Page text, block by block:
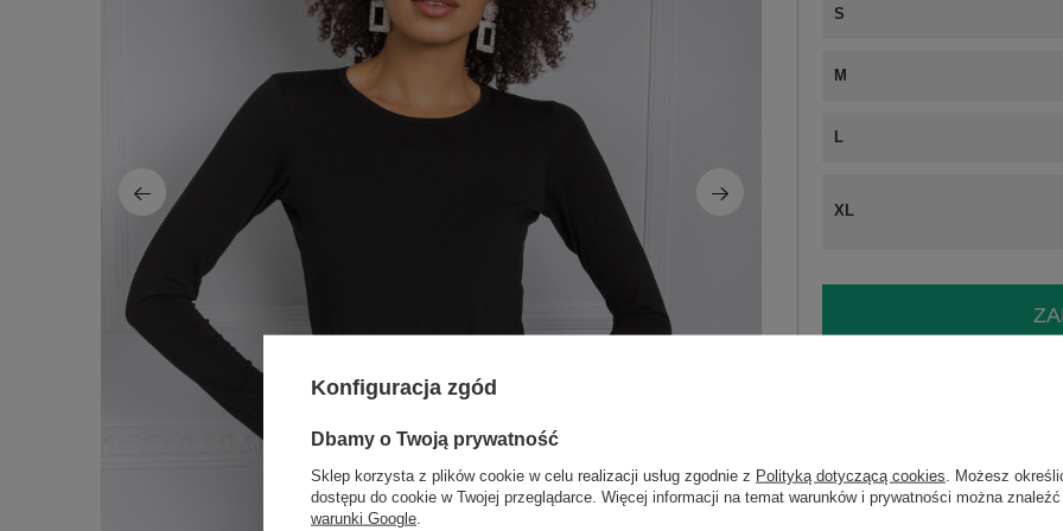
S
M
L
XL
Czarna bluzka Basic
skład materiału: 95% bawełna, 5%
Konfiguracja zgód
Dbamy o Twoją prywatność
Sklep korzysta z plików cookie w celu realizacji usług zgodnie z Polityką dotyczącą cookies . Możesz
dostępu do cookie w Twojej przeglądarce. Więcej informacji na temat warunków i prywatności można
warunki Google